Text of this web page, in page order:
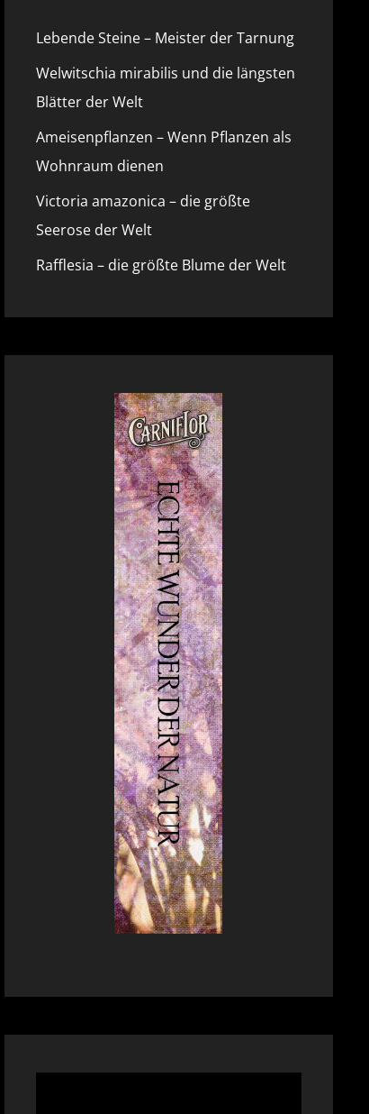
Lebende Steine – Meister der Tarnung
Welwitschia mirabilis und die längsten
Blätter der Welt
Ameisenpflanzen – Wenn Pflanzen als
Wohnraum dienen
Victoria amazonica – die größte
Seerose der Welt
Rafflesia – die größte Blume der Welt